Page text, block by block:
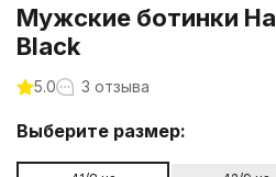
Мужские ботинки
Black
5.0 3 отзыва
Выберите размер: